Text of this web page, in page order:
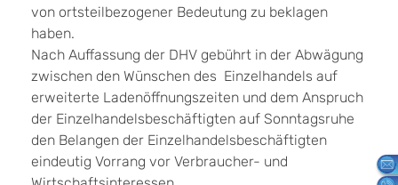
von ortsteilbezogener Bedeutung zu beklagen
haben.
Nach Auffassung der DHV gebührt in der Abwägung
zwischen den Wünschen des Einzelhandels auf
erweiterte Ladenöffnungszeiten und dem Anspruch
der Einzelhandelsbeschäftigten auf Sonntagsruhe
den Belangen der Einzelhandelsbeschäftigten
eindeutig Vorrang vor Verbraucher- und